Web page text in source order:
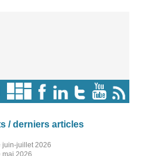
/ derniers articles
juin-juillet 2026
mai 2026